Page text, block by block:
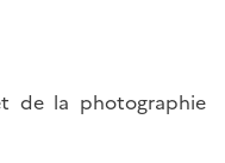
de la photographie